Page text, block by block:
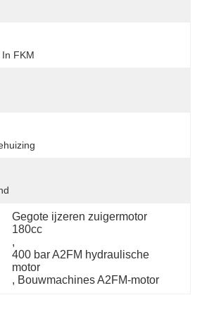
FKM
Gegote ijzeren zuigermotor
180cc
,
400 bar A2FM hydraulische
motor
, Bouwmachines A2FM-motor